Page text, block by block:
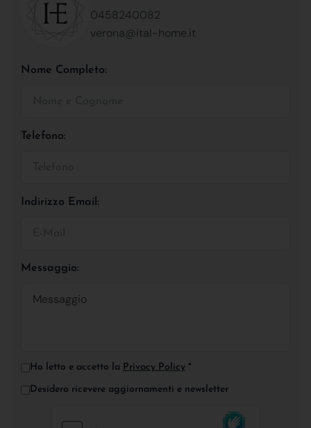
0458240082
verona@ital-home.it
Nome Completo:
Telefono:
Indirizzo Email:
Messaggio:
Ho letto e accetto la Privacy Policy *
Desidero ricevere aggiornamenti e newsletter